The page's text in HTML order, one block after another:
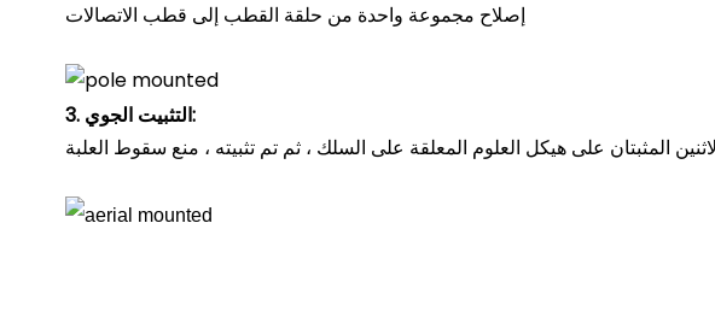
إصلاح مجموعة واحدة من حلقة القطب إلى قطب الاتصالات
3. التثبيت الجوي: